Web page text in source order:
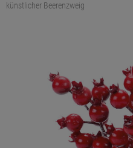
künstlicher Beerenzweig